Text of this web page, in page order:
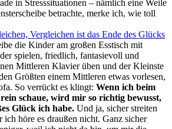
in Stresssituationen – nämlich eine Weile
betrachte, merke ich, wie toll
die Kinder am großen Esstisch mit
spielen, friedlich, fantasievoll und
Mittleren Klavier üben und der Kleinste
Größten einem Mittleren etwas vorlesen,
So verrückt es klingt: Wenn ich beim
schaue, wird mir so richtig bewusst,
Glück ich habe. Und ja, sicher streiten
ich höre es draußen nicht. Ganz sicher